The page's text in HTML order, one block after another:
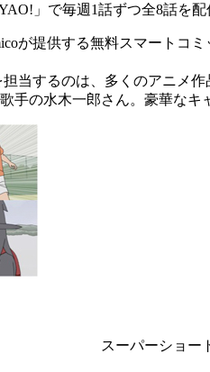
」で毎週1話ずつ全8話を
が提供する無料スマート
当するのは、多くのアニメ
の水木一郎さん。豪華なキ
スーパーショー